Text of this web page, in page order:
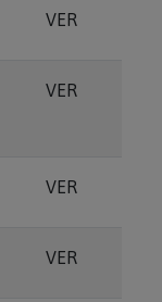
VER
VER
VER
VER